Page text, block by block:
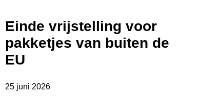
Einde vrijstelling voor
pakketjes van buiten de
EU
25 juni 2026